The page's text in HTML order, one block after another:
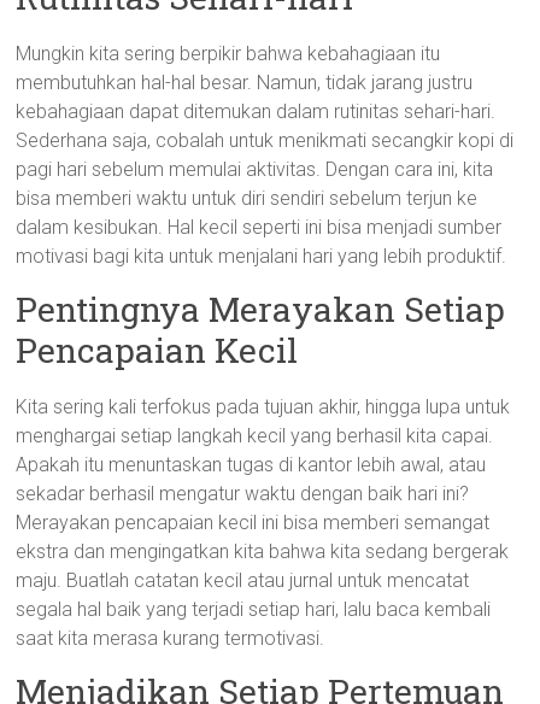
Mungkin kita sering berpikir bahwa kebahagiaan itu
membutuhkan hal-hal besar. Namun, tidak jarang justru
kebahagiaan dapat ditemukan dalam rutinitas sehari-hari.
Sederhana saja, cobalah untuk menikmati secangkir kopi di
pagi hari sebelum memulai aktivitas. Dengan cara ini, kita
bisa memberi waktu untuk diri sendiri sebelum terjun ke
dalam kesibukan. Hal kecil seperti ini bisa menjadi sumber
motivasi bagi kita untuk menjalani hari yang lebih produktif.
Pentingnya Merayakan Setiap
Pencapaian Kecil
Kita sering kali terfokus pada tujuan akhir, hingga lupa untuk
menghargai setiap langkah kecil yang berhasil kita capai.
Apakah itu menuntaskan tugas di kantor lebih awal, atau
sekadar berhasil mengatur waktu dengan baik hari ini?
Merayakan pencapaian kecil ini bisa memberi semangat
ekstra dan mengingatkan kita bahwa kita sedang bergerak
maju. Buatlah catatan kecil atau jurnal untuk mencatat
segala hal baik yang terjadi setiap hari, lalu baca kembali
saat kita merasa kurang termotivasi.
Menjadikan Setiap Pertemuan